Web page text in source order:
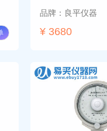
品牌：良平仪器
¥ 3680